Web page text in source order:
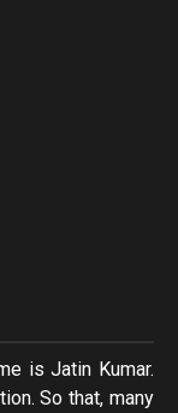
is Jatin Kumar.
So that, many